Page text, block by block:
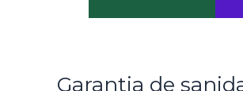
Garantia de